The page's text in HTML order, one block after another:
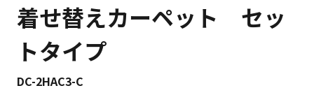
着せ替えカーペット セッ
トタイプ
DC-2HAC3-C